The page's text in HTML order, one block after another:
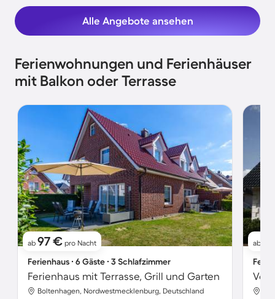
Alle Angebote ansehen
Ferienwohnungen und Ferienhäuser
mit Balkon oder Terrasse
ab 97 € pro Nacht
Ferienhaus ∙ 6 Gäste ∙ 3 Schlafzimmer
Ferienhaus mit Terrasse, Grill und Garten
Boltenhagen, Nordwestmecklenburg, Deutschland
ab